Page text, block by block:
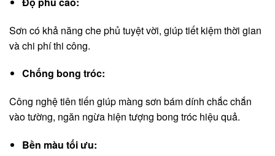
Sơn có khả năng che phủ tuyệt vời, giúp tiết kiệm thời gian
và chi phí thi công.
Chống bong tróc:
Công nghệ tiên tiến giúp màng sơn bám dính chắc chắn
vào tường, ngăn ngừa hiện tượng bong tróc hiệu quả.
Bền màu tối ưu: